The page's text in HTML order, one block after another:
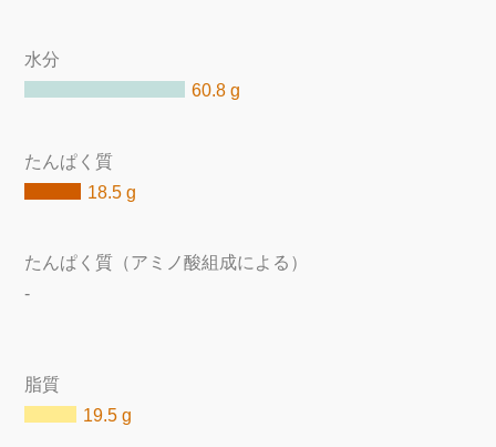
水分
60.8 g
たんぱく質
18.5 g
たんぱく質（アミノ酸組成による）
-
脂質
19.5 g